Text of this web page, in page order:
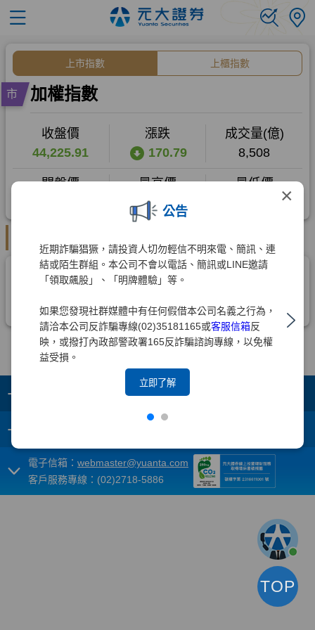
×
公告
近期詐騙猖獗，請投資人切勿輕信不明來電、簡訊、連
結或陌生群組。本公司不會以電話、簡訊或LINE邀請
「領取飆股」、「明牌體驗」等。
如果您發現社群媒體中有任何假借本公司名義之行為，
請洽本公司反詐騙專線(02)35181165或客服信箱反
映，或撥打內政部警政署165反詐騙諮詢專線，以免權
益受損。
立即了解
+
+
電子信箱： webmaster@yuanta.com
客戶服務專線：(02)2718-5886
TOP